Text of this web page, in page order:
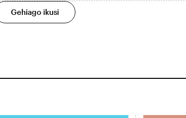
Gehiago ikusi